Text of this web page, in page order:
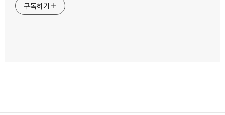
구독하기